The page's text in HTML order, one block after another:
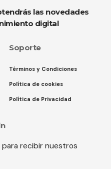
digital
Soporte
Términos y Condiciones
Política de cookies
Política de Privacidad
recibir nuestros